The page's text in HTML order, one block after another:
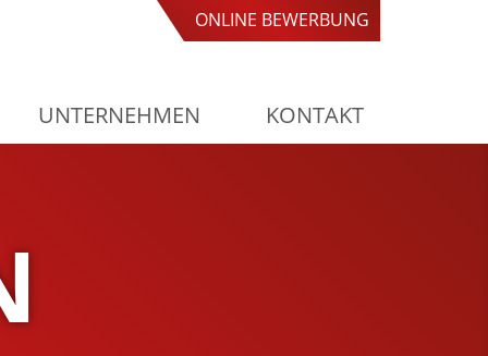
ONLINE BEWERBUNG
UNTERNEHMEN KONTAKT
ONLINE BEWERBUNG